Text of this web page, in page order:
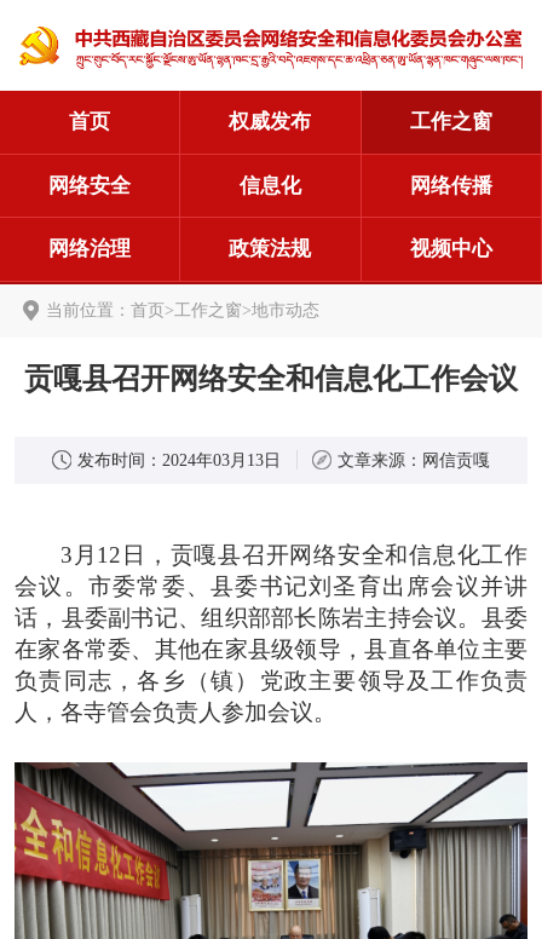
首页 权威发布 工作之窗
网络安全 信息化 网络传播
网络治理 政策法规 视频中心
当前位置： 首页>工作之窗>地市动态
贡嘎县召开网络安全和信息化工作会议
发布时间： 2024年03月13日 文章来源： 网信贡嘎
3月12日，贡嘎县召开网络安全和信息化工作
会议。市委常委、县委书记刘圣育出席会议并讲
话，县委副书记、组织部部长陈岩主持会议。县委
在家各常委、其他在家县级领导，县直各单位主要
负责同志，各乡（镇）党政主要领导及工作负责
人，各寺管会负责人参加会议。